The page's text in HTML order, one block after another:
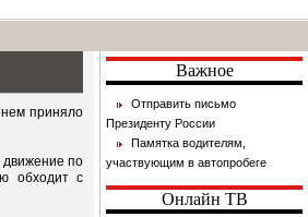
приняло
движение по
обходит с
Важное
Отправить письмо
Президенту России
Памятка водителям,
участвующим в автопробеге
Онлайн ТВ